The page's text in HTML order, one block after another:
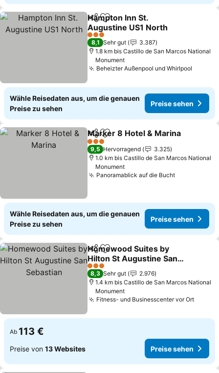
TeilenZu Favoriten hinzufügen
Hampton Inn St.
Augustine US1 North
3 Sterne
8,1 Sehr gut
3.387
1.8 km bis Castillo de San Marcos National
Monument
Beheizter Außenpool und Whirlpool
Wähle Reisedaten aus, um die genauen
Preise zu sehen
Preise sehen
TeilenZu Favoriten hinzufügen
Marker 8 Hotel & Marina
3 Sterne
9,5 Hervorragend
3.325
1.0 km bis Castillo de San Marcos National
Monument
Panoramablick auf die Bucht
Wähle Reisedaten aus, um die genauen
Preise zu sehen
Preise sehen
TeilenZu Favoriten hinzufügen
Homewood Suites by
Hilton St Augustine San
Sebastian
3 Sterne
8,3 Sehr gut
2.976
1.4 km bis Castillo de San Marcos National
Monument
Fitness- und Businesscenter vor Ort
Ab 113 €
Preise von 13 Websites Preise sehen